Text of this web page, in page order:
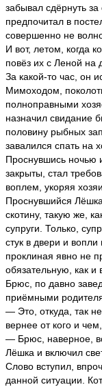
забывал сдёрнуть
предпочитал в
совершенно не
И вот, летом, когда
повёз их с Леной на
За какой-то час, он
Мимоходом,
полноправными
назначил свидание
половину рыбных
завалился спать на
Проснувшись ночью
закрыты, стал
воплем, укоряя
Проснувшийся
скотину, такую же,
супруги. Только,
стук в двери и
проклиная явно не
обязательную, как и
Брюс, по давно
приёмными
— Это, откуда, так
вернее от кого и
— Брюс, наверное,
Лёшка и включил
Слово вступил,
данной ситуации.